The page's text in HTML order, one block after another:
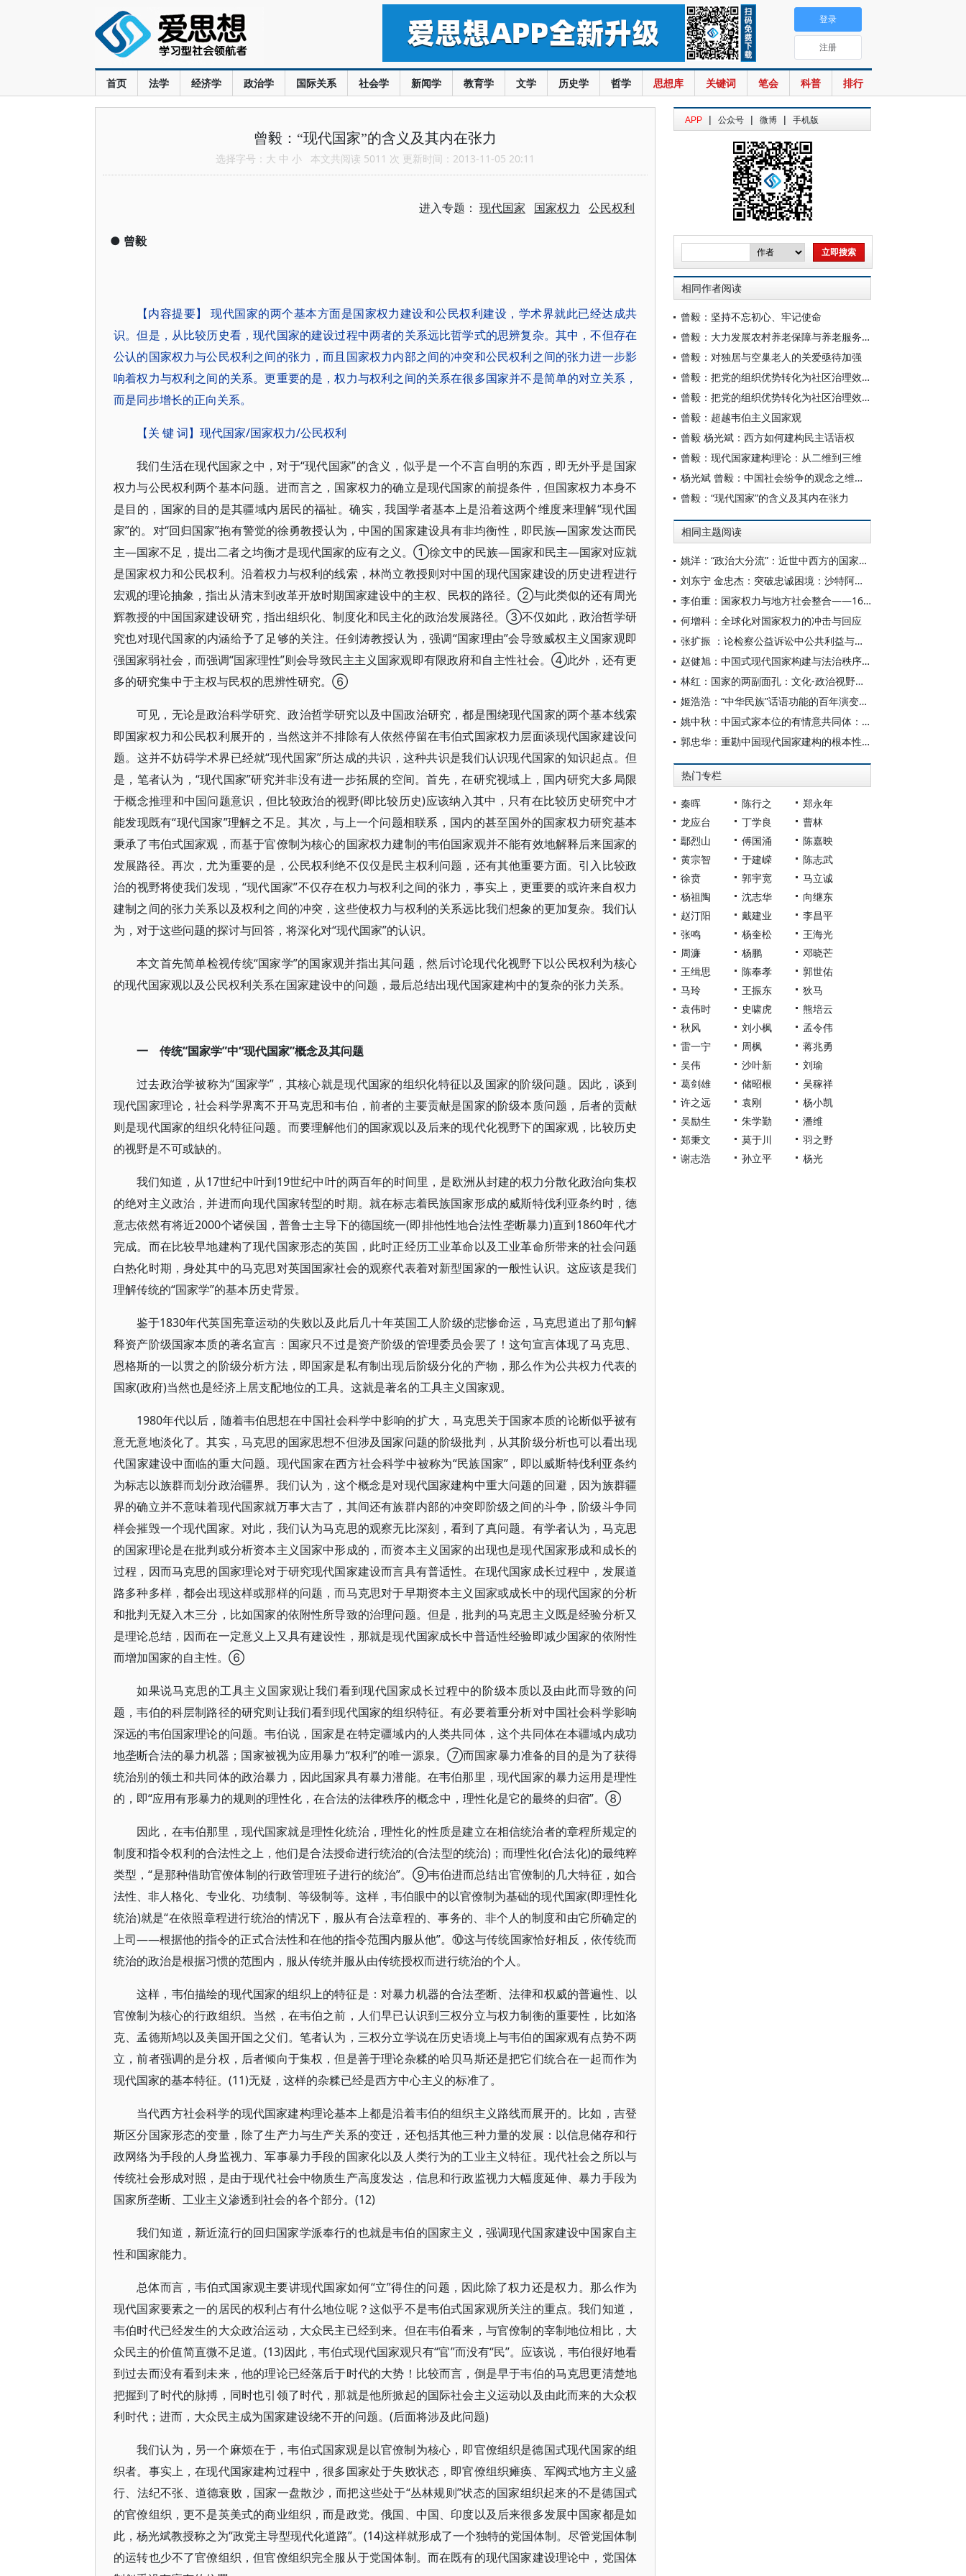
首页 法学 经济学 政治学 国际关系 社会学 新闻学 教育学 文学 历史学 哲学 思想库 关键词 笔会 科普 排行
登录
注册
曾毅：“现代国家”的含义及其内在张力
选择字号： 大 中 小 本文共阅读 5011 次 更新时间：2013-11-05 20:11
进入专题： 现代国家 国家权力 公民权利
● 曾毅
【内容提要】 现代国家的两个基本方面是国家权力建设和公民权利建设，学术界就此已经达成共
识。但是，从比较历史看，现代国家的建设过程中两者的关系远比哲学式的思辨复杂。其中，不但存在
公认的国家权力与公民权利之间的张力，而且国家权力内部之间的冲突和公民权利之间的张力进一步影
响着权力与权利之间的关系。更重要的是，权力与权利之间的关系在很多国家并不是简单的对立关系，
而是同步增长的正向关系。
【关 键 词】现代国家/国家权力/公民权利
我们生活在现代国家之中，对于“现代国家”的含义，似乎是一个不言自明的东西，即无外乎是国家
权力与公民权利两个基本问题。进而言之，国家权力的确立是现代国家的前提条件，但国家权力本身不
是目的，国家的目的是其疆域内居民的福祉。确实，我国学者基本上是沿着这两个维度来理解“现代国
家”的。对“回归国家”抱有警觉的徐勇教授认为，中国的国家建设具有非均衡性，即民族—国家发达而民
主—国家不足，提出二者之均衡才是现代国家的应有之义。①徐文中的民族—国家和民主—国家对应就
是国家权力和公民权利。沿着权力与权利的线索，林尚立教授则对中国的现代国家建设的历史进程进行
宏观的理论抽象，指出从清末到改革开放时期国家建设中的主权、民权的路径。②与此类似的还有周光
辉教授的中国国家建设研究，指出组织化、制度化和民主化的政治发展路径。③不仅如此，政治哲学研
究也对现代国家的内涵给予了足够的关注。任剑涛教授认为，强调“国家理由”会导致威权主义国家观即
强国家弱社会，而强调“国家理性”则会导致民主主义国家观即有限政府和自主性社会。④此外，还有更
多的研究集中于主权与民权的思辨性研究。⑥
可见，无论是政治科学研究、政治哲学研究以及中国政治研究，都是围绕现代国家的两个基本线索
即国家权力和公民权利展开的，当然这并不排除有人依然停留在韦伯式国家权力层面谈现代国家建设问
题。这并不妨碍学术界已经就“现代国家”所达成的共识，这种共识是我们认识现代国家的知识起点。但
是，笔者认为，“现代国家”研究并非没有进一步拓展的空间。首先，在研究视域上，国内研究大多局限
于概念推理和中国问题意识，但比较政治的视野(即比较历史)应该纳入其中，只有在比较历史研究中才
能发现既有“现代国家”理解之不足。其次，与上一个问题相联系，国内的甚至国外的国家权力研究基本
秉承了韦伯式国家观，而基于官僚制为核心的国家权力建制的韦伯国家观并不能有效地解释后来国家的
发展路径。再次，尤为重要的是，公民权利绝不仅仅是民主权利问题，还有其他重要方面。引入比较政
治的视野将使我们发现，“现代国家”不仅存在权力与权利之间的张力，事实上，更重要的或许来自权力
建制之间的张力关系以及权利之间的冲突，这些使权力与权利的关系远比我们想象的更加复杂。我们认
为，对于这些问题的探讨与回答，将深化对“现代国家”的认识。
本文首先简单检视传统“国家学”的国家观并指出其问题，然后讨论现代化视野下以公民权利为核心
的现代国家观以及公民权利关系在国家建设中的问题，最后总结出现代国家建构中的复杂的张力关系。
一 传统“国家学”中“现代国家”概念及其问题
过去政治学被称为“国家学”，其核心就是现代国家的组织化特征以及国家的阶级问题。因此，谈到
现代国家理论，社会科学界离不开马克思和韦伯，前者的主要贡献是国家的阶级本质问题，后者的贡献
则是现代国家的组织化特征问题。而要理解他们的国家观以及后来的现代化视野下的国家观，比较历史
的视野是不可或缺的。
我们知道，从17世纪中叶到19世纪中叶的两百年的时间里，是欧洲从封建的权力分散化政治向集权
的绝对主义政治，并进而向现代国家转型的时期。就在标志着民族国家形成的威斯特伐利亚条约时，德
意志依然有将近2000个诸侯国，普鲁士主导下的德国统一(即排他性地合法性垄断暴力)直到1860年代才
完成。而在比较早地建构了现代国家形态的英国，此时正经历工业革命以及工业革命所带来的社会问题
白热化时期，身处其中的马克思对英国国家社会的观察代表着对新型国家的一般性认识。这应该是我们
理解传统的“国家学”的基本历史背景。
鉴于1830年代英国宪章运动的失败以及此后几十年英国工人阶级的悲惨命运，马克思道出了那句解
释资产阶级国家本质的著名宣言：国家只不过是资产阶级的管理委员会罢了！这句宣言体现了马克思、
恩格斯的一以贯之的阶级分析方法，即国家是私有制出现后阶级分化的产物，那么作为公共权力代表的
国家(政府)当然也是经济上居支配地位的工具。这就是著名的工具主义国家观。
1980年代以后，随着韦伯思想在中国社会科学中影响的扩大，马克思关于国家本质的论断似乎被有
意无意地淡化了。其实，马克思的国家思想不但涉及国家问题的阶级批判，从其阶级分析也可以看出现
代国家建设中面临的重大问题。现代国家在西方社会科学中被称为“民族国家”，即以威斯特伐利亚条约
为标志以族群而划分政治疆界。我们认为，这个概念是对现代国家建构中重大问题的回避，因为族群疆
界的确立并不意味着现代国家就万事大吉了，其间还有族群内部的冲突即阶级之间的斗争，阶级斗争同
样会摧毁一个现代国家。对此，我们认为马克思的观察无比深刻，看到了真问题。有学者认为，马克思
的国家理论是在批判或分析资本主义国家中形成的，而资本主义国家的出现也是现代国家形成和成长的
过程，因而马克思的国家理论对于研究现代国家建设而言具有普适性。在现代国家成长过程中，发展道
路多种多样，都会出现这样或那样的问题，而马克思对于早期资本主义国家或成长中的现代国家的分析
和批判无疑入木三分，比如国家的依附性所导致的治理问题。但是，批判的马克思主义既是经验分析又
是理论总结，因而在一定意义上又具有建设性，那就是现代国家成长中普适性经验即减少国家的依附性
而增加国家的自主性。⑥
如果说马克思的工具主义国家观让我们看到现代国家成长过程中的阶级本质以及由此而导致的问
题，韦伯的科层制路径的研究则让我们看到现代国家的组织特征。有必要着重分析对中国社会科学影响
深远的韦伯国家理论的问题。韦伯说，国家是在特定疆域内的人类共同体，这个共同体在本疆域内成功
地垄断合法的暴力机器；国家被视为应用暴力“权利”的唯一源泉。⑦而国家暴力准备的目的是为了获得
统治别的领土和共同体的政治暴力，因此国家具有暴力潜能。在韦伯那里，现代国家的暴力运用是理性
的，即“应用有形暴力的规则的理性化，在合法的法律秩序的概念中，理性化是它的最终的归宿”。⑧
因此，在韦伯那里，现代国家就是理性化统治，理性化的性质是建立在相信统治者的章程所规定的
制度和指令权利的合法性之上，他们是合法授命进行统治的(合法型的统治)；而理性化(合法化)的最纯粹
类型，“是那种借助官僚体制的行政管理班子进行的统治”。⑨韦伯进而总结出官僚制的几大特征，如合
法性、非人格化、专业化、功绩制、等级制等。这样，韦伯眼中的以官僚制为基础的现代国家(即理性化
统治)就是“在依照章程进行统治的情况下，服从有合法章程的、事务的、非个人的制度和由它所确定的
上司——根据他的指令的正式合法性和在他的指令范围内服从他”。⑩这与传统国家恰好相反，依传统而
统治的政治是根据习惯的范围内，服从传统并服从由传统授权而进行统治的个人。
这样，韦伯描绘的现代国家的组织上的特征是：对暴力机器的合法垄断、法律和权威的普遍性、以
官僚制为核心的行政组织。当然，在韦伯之前，人们早已认识到三权分立与权力制衡的重要性，比如洛
克、孟德斯鸠以及美国开国之父们。笔者认为，三权分立学说在历史语境上与韦伯的国家观有点势不两
立，前者强调的是分权，后者倾向于集权，但是善于理论杂糅的哈贝马斯还是把它们统合在一起而作为
现代国家的基本特征。(11)无疑，这样的杂糅已经是西方中心主义的标准了。
当代西方社会科学的现代国家建构理论基本上都是沿着韦伯的组织主义路线而展开的。比如，吉登
斯区分国家形态的变量，除了生产力与生产关系的变迁，还包括其他三种力量的发展：以信息储存和行
政网络为手段的人身监视力、军事暴力手段的国家化以及人类行为的工业主义特征。现代社会之所以与
传统社会形成对照，是由于现代社会中物质生产高度发达，信息和行政监视力大幅度延伸、暴力手段为
国家所垄断、工业主义渗透到社会的各个部分。(12)
我们知道，新近流行的回归国家学派奉行的也就是韦伯的国家主义，强调现代国家建设中国家自主
性和国家能力。
总体而言，韦伯式国家观主要讲现代国家如何“立”得住的问题，因此除了权力还是权力。那么作为
现代国家要素之一的居民的权利占有什么地位呢？这似乎不是韦伯式国家观所关注的重点。我们知道，
韦伯时代已经发生的大众政治运动，大众民主已经到来。但在韦伯看来，与官僚制的宰制地位相比，大
众民主的价值简直微不足道。(13)因此，韦伯式现代国家观只有“官”而没有“民”。应该说，韦伯很好地看
到过去而没有看到未来，他的理论已经落后于时代的大势！比较而言，倒是早于韦伯的马克思更清楚地
把握到了时代的脉搏，同时也引领了时代，那就是他所掀起的国际社会主义运动以及由此而来的大众权
利时代；进而，大众民主成为国家建设绕不开的问题。(后面将涉及此问题)
我们认为，另一个麻烦在于，韦伯式国家观是以官僚制为核心，即官僚组织是德国式现代国家的组
织者。事实上，在现代国家建构过程中，很多国家处于失败状态，即官僚组织瘫痪、军阀式地方主义盛
行、法纪不张、道德衰败，国家一盘散沙，而把这些处于“丛林规则”状态的国家组织起来的不是德国式
的官僚组织，更不是英美式的商业组织，而是政党。俄国、中国、印度以及后来很多发展中国家都是如
此，杨光斌教授称之为“政党主导型现代化道路”。(14)这样就形成了一个独特的党国体制。尽管党国体制
的运转也少不了官僚组织，但官僚组织完全服从于党国体制。而在既有的现代国家建设理论中，党国体
APP | 公众号 | 微博 | 手机版
相同作者阅读
曾毅：坚持不忘初心、牢记使命
曾毅：大力发展农村养老保障与养老服务，促进老年健康与家庭幸福
曾毅：对独居与空巢老人的关爱亟待加强
曾毅：把党的组织优势转化为社区治理效能
曾毅：把党的组织优势转化为社区治理效能
曾毅：超越韦伯主义国家观
曾毅 杨光斌：西方如何建构民主话语权
曾毅：现代国家建构理论：从二维到三维
杨光斌 曾毅：中国社会纷争的观念之维与因应之道
曾毅：“现代国家”的含义及其内在张力
相同主题阅读
姚洋：“政治大分流”：近世中西方的国家与社会关系
刘东宁 金忠杰：突破忠诚困境：沙特阿拉伯现代国家建构中的部落整合及国家治理承变
李伯重：国家权力与地方社会整合——16—18世纪中国江南地区与英国的比较
何增科：全球化对国家权力的冲击与回应
张扩振 ：论检察公益诉讼中公共利益与公民权利的协同保护
赵健旭：中国式现代国家构建与法治秩序生成
林红：国家的两副面孔：文化-政治视野下的现代国家建构
姬浩浩：“中华民族”话语功能的百年演变——语用学视角下的迭代逻辑分析
姚中秋：中国式家本位的有情意共同体：事实、规范与路径
郭忠华：重勘中国现代国家建构的根本性问题——以《中国现代国家的起源》为中心的论述
热门专栏
秦晖 陈行之
郑永年
龙应台
丁学良
曹林
鄢烈山
傅国涌
陈嘉映
黄宗智
于建嵘
陈志武
徐贲
郭宇宽
马立诚
杨祖陶
沈志华
向继东
赵汀阳
戴建业
李昌平
张鸣
杨奎松
王海光
周濂
杨鹏
邓晓芒
王缉思
陈奉孝
郭世佑
马玲
王振东
狄马
袁伟时
史啸虎
熊培云
秋风
刘小枫
孟令伟
雷一宁
周枫
蒋兆勇
吴伟
沙叶新
刘瑜
葛剑雄
储昭根
吴稼祥
许之远
袁刚
杨小凯
吴励生
朱学勤
潘维
郑秉文
莫于川
羽之野
谢志浩
孙立平 杨光